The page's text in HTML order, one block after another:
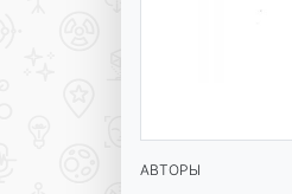
АВТОРЫ